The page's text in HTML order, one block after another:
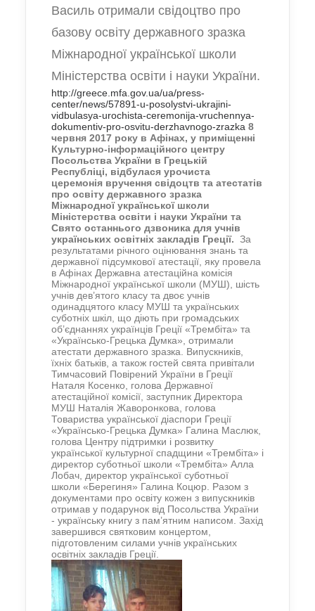
Василь отримали свідоцтво про
базову освіту державного зразка
Міжнародної української школи
Міністерства освіти і науки України.
http://greece.mfa.gov.ua/ua/press-
center/news/57891-u-posolystvi-ukrajini-
vidbulasya-urochista-ceremonija-vruchennya-
dokumentiv-pro-osvitu-derzhavnogo-zrazka 8
червня 2017 року в Афінах, у приміщенні
Культурно-інформаційного центру
Посольства України в Грецькій
Республіці, відбулася урочиста
церемонія вручення свідоцтв та атестатів
про освіту державного зразка
Міжнародної української школи
Міністерства освіти і науки України та
Свято останнього дзвоника для учнів
українських освітніх закладів Греції. За
результатами річного оцінювання знань та
державної підсумкової атестації, яку провела
в Афінах Державна атестаційна комісія
Міжнародної української школи (МУШ), шість
учнів дев’ятого класу та двоє учнів
одинадцятого класу МУШ та українських
суботніх шкіл, що діють при громадських
об’єднаннях українців Греції «Трембіта» та
«Українсько-Грецька Думка», отримали
атестати державного зразка. Випускників,
їхніх батьків, а також гостей свята привітали
Тимчасовий Повірений України в Греції
Наталя Косенко, голова Державної
атестаційної комісії, заступник Директора
МУШ Наталія Жаворонкова, голова
Товариства української діаспори Греції
«Українсько-Грецька Думка» Галина Маслюк,
голова Центру підтримки і розвитку
української культурної спадщини «Трембіта» і
директор суботньої школи «Трембіта» Алла
Лобач, директор української суботньої
школи «Берегиня» Галина Коцюр. Разом з
документами про освіту кожен з випускників
отримав у подарунок від Посольства України
- українську книгу з пам’ятним написом. Захід
завершився святковим концертом,
підготовленим силами учнів українських
освітніх закладів Греції.